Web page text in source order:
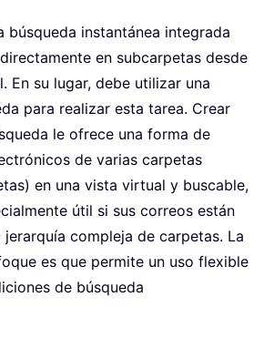
búsqueda instantánea integrada
en subcarpetas desde
En su lugar, debe utilizar una
para realizar esta tarea. Crear
le ofrece una forma de
de varias carpetas
en una vista virtual y buscable,
útil si sus correos están
compleja de carpetas. La
es que permite un uso flexible
de búsqueda